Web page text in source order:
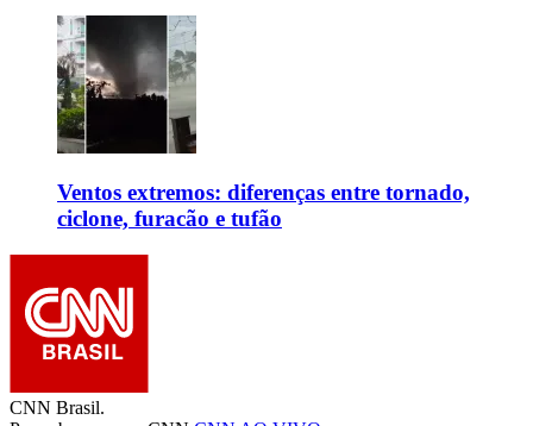
Ventos extremos: diferenças entre tornado,
ciclone, furacão e tufão
CNN Brasil.